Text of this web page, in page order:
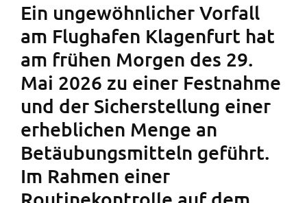
Ein ungewöhnlicher Vorfall
am Flughafen Klagenfurt hat
am frühen Morgen des 29.
Mai 2026 zu einer Festnahme
und der Sicherstellung einer
erheblichen Menge an
Betäubungsmitteln geführt.
Im Rahmen einer